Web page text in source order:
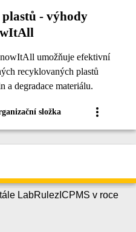
- výhody
umožňuje efektivní
recyklovaných plastů
a degradace materiálu.
složka